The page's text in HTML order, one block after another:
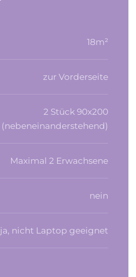
18m²
zur Vorderseite
2 Stück 90x200
(nebeneinanderstehend)
Maximal 2 Erwachsene
nein
ja, nicht Laptop geeignet